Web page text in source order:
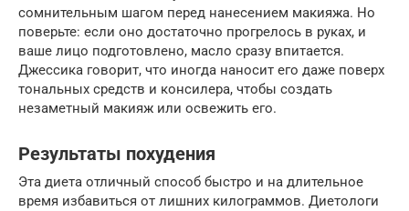
сомнительным шагом перед нанесением макияжа. Но
поверьте: если оно достаточно прогрелось в руках, и
ваше лицо подготовлено, масло сразу впитается.
Джессика говорит, что иногда наносит его даже поверх
тональных средств и консилера, чтобы создать
незаметный макияж или освежить его.
Результаты похудения
Эта диета отличный способ быстро и на длительное
время избавиться от лишних килограммов. Диетологи